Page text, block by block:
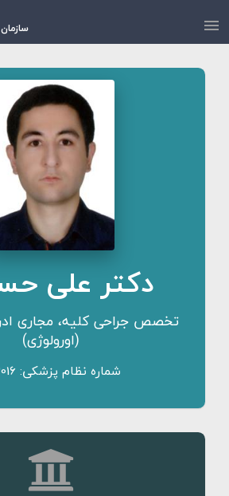
دکتر علی
تخصص جراحی کلیه، مجاری
(اورولوژی)
شماره نظام پزشکی: 173016